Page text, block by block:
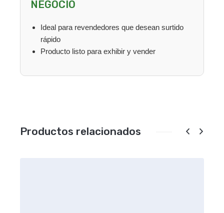
NEGOCIO
Ideal para revendedores que desean surtido
rápido
Producto listo para exhibir y vender
Productos relacionados